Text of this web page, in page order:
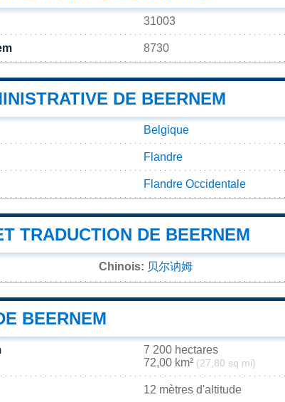
31003
8730
DE BEERNEM
Belgique
Flandre
Flandre Occidentale
TRADUCTION DE BEERNEM
Chinois: 贝尔讷姆
BEERNEM
7 200 hectares
72,00 km² (27,80 sq mi)
12 mètres d'altitude